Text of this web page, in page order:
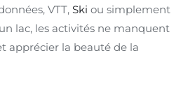
VTT, Ski ou simplement
lac, les activités ne manquent
apprécier la beauté de la